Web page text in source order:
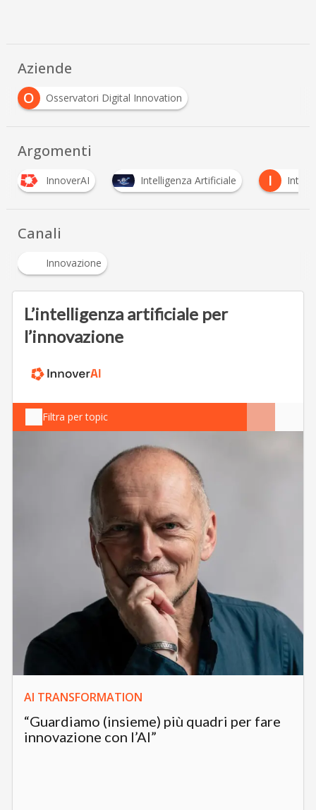
Aziende
O
Osservatori Digital Innovation
Argomenti
Intelligenza Artificiale I Internet of Things
Canali
Innovazione
L’intelligenza artificiale per
l’innovazione
Filtra per topic
AI TRANSFORMATION
“Guardiamo (insieme) più quadri per fare
innovazione con l’AI”